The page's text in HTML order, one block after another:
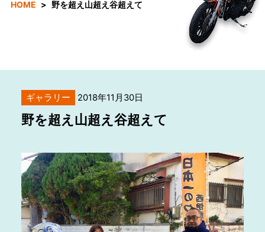
HOME 野を超え山超え谷超えて
ギャラリー 2018年11月30日
野を超え山超え谷超えて